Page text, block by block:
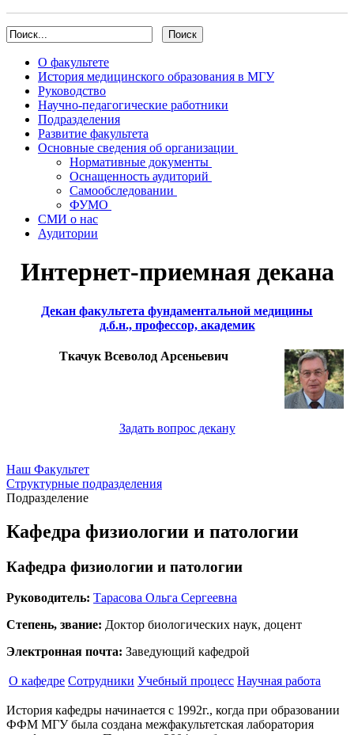
О факультете
История медицинского образования в МГУ
Руководство
Научно-педагогические работники
Подразделения
Развитие факультета
Основные сведения об организации
Нормативные документы
Оснащенность аудиторий
Cамообследовании
ФУМО
СМИ о нас
Аудитории
Интернет-приемная декана
Декан факультета фундаментальной медицины
д.б.н., профессор, академик
Ткачук Всеволод Арсеньевич
Задать вопрос декану
Наш Факультет
Структурные подразделения
Подразделение
Кафедра физиологии и патологии
Кафедра физиологии и патологии
Руководитель: Тарасова Ольга Сергеевна
Степень, звание: Доктор биологических наук, доцент
Электронная почта: Заведующий кафедрой
О кафедре Сотрудники Учебный процесс Научная работа
История кафедры начинается с 1992г., когда при образовании
ФФМ МГУ была создана межфакультетская лаборатория